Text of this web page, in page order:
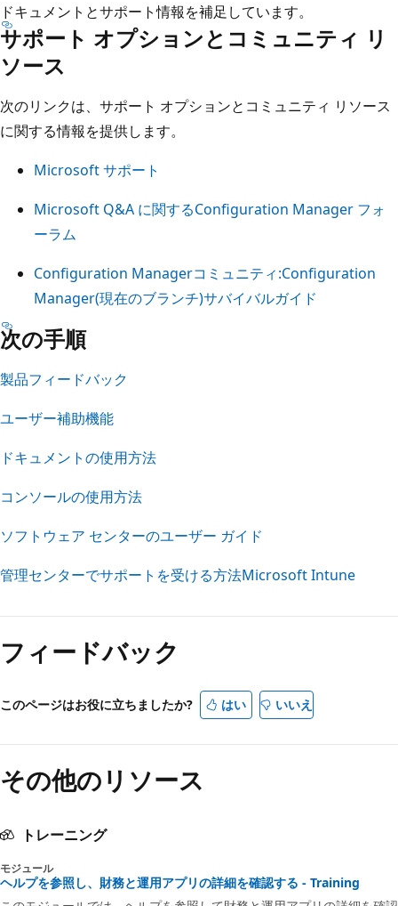
ドキュメントとサポート情報を補足しています。
サポート オプションとコミュニティ リ
ソース
次のリンクは、サポート オプションとコミュニティ リソース
に関する情報を提供します。
Microsoft サポート
Microsoft Q&A に関するConfiguration Manager フォ
ーラム
Configuration Managerコミュニティ:Configuration
Manager(現在のブランチ)サバイバルガイド
次の手順
製品フィードバック
ユーザー補助機能
ドキュメントの使用方法
コンソールの使用方法
ソフトウェア センターのユーザー ガイド
管理センターでサポートを受ける方法Microsoft Intune
取
モ
ド
が
無
フィードバック
このページはお役に立ちましたか? はい いいえ
その他のリソース
トレーニング
モジュール
ヘルプを参照し、財務と運用アプリの詳細を確認する - Training